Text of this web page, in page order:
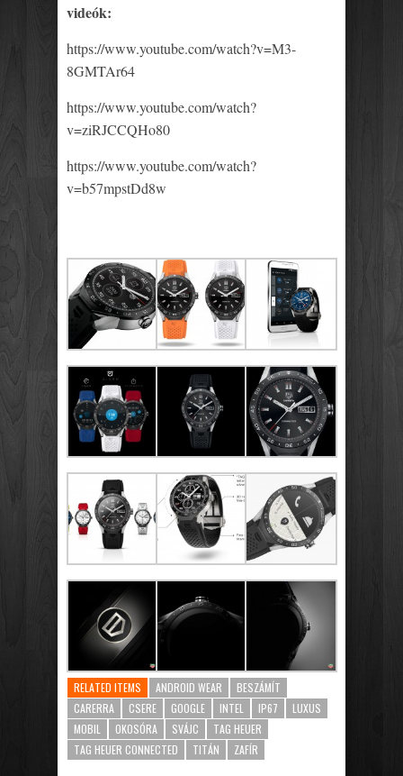
videók:
https://www.youtube.com/watch?v=M3-
8GMTAr64
https://www.youtube.com/watch?
v=ziRJCCQHo80
https://www.youtube.com/watch?
v=b57mpstDd8w
RELATED ITEMS ANDROID WEAR
BESZÁMÍT
CARERRA
CSERE GOOGLE INTEL IP67
LUXUS
MOBIL
OKOSÓRA SVÁJC
TAG HEUER
TAG HEUER CONNECTED
TITÁN ZAFÍR